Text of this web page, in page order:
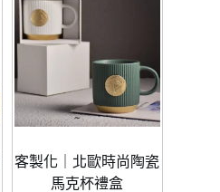
客製化｜北歐時尚陶瓷
馬克杯禮盒